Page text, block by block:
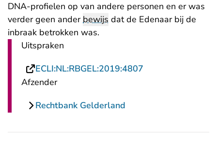
DNA-profielen op van andere personen en er was
verder geen anderbewijs dat de Edenaar bij de
inbraak betrokken was.
Uitspraken
ECLI:NL:RBGEL:2019:4807
Afzender
Rechtbank Gelderland